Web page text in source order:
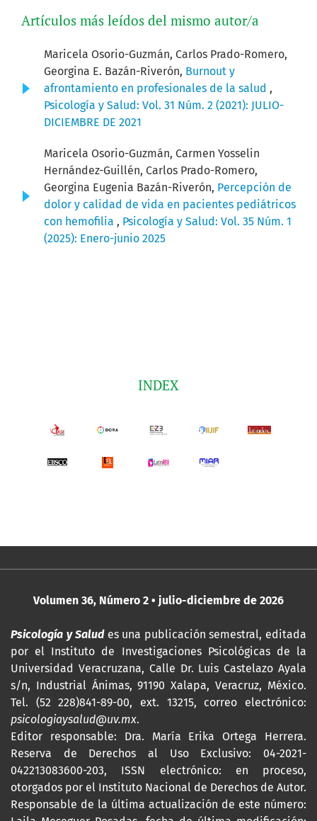
Artículos más leídos del mismo autor/a
Maricela Osorio-Guzmán, Carlos Prado-Romero,
Georgina E. Bazán-Riverón, Burnout y
afrontamiento en profesionales de la salud ,
Psicología y Salud: Vol. 31 Núm. 2 (2021): JULIO-
DICIEMBRE DE 2021
Maricela Osorio-Guzmán, Carmen Yosselin
Hernández-Guillén, Carlos Prado-Romero,
Georgina Eugenia Bazán-Riverón, Percepción de
dolor y calidad de vida en pacientes pediátricos
con hemofilia , Psicología y Salud: Vol. 35 Núm. 1
(2025): Enero-junio 2025
INDEX
Volumen 36, Número 2 • julio-diciembre de 2026
Psicología y Salud es una publicación semestral, editada
por el Instituto de Investigaciones Psicológicas de la
Universidad Veracruzana, Calle Dr. Luis Castelazo Ayala
s/n, Industrial Ánimas, 91190 Xalapa, Veracruz, México.
Tel. (52 228)841-89-00, ext. 13215, correo electrónico:
psicologiaysalud@uv.mx.
Editor responsable: Dra. María Erika Ortega Herrera.
Reserva de Derechos al Uso Exclusivo: 04-2021-
042213083600-203, ISSN electrónico: en proceso,
otorgados por el Instituto Nacional de Derechos de Autor.
Responsable de la última actualización de este número: